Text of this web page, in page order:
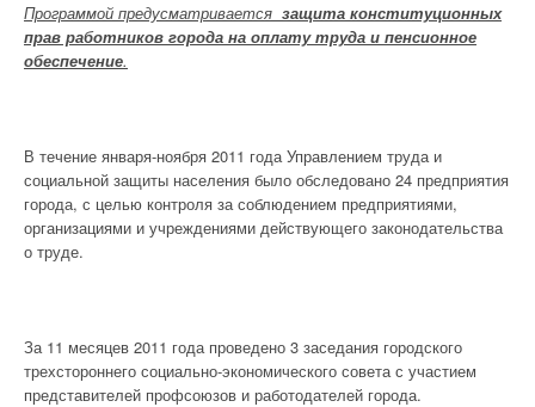
Программой предусматривается защита конституционных
прав работников города на оплату труда и пенсионное
обеспечение.
В течение января-ноября 2011 года Управлением труда и
социальной защиты населения было обследовано 24 предприятия
города, с целью контроля за соблюдением предприятиями,
организациями и учреждениями действующего законодательства
о труде.
За 11 месяцев 2011 года проведено 3 заседания городского
трехстороннего социально-экономического совета с участием
представителей профсоюзов и работодателей города.